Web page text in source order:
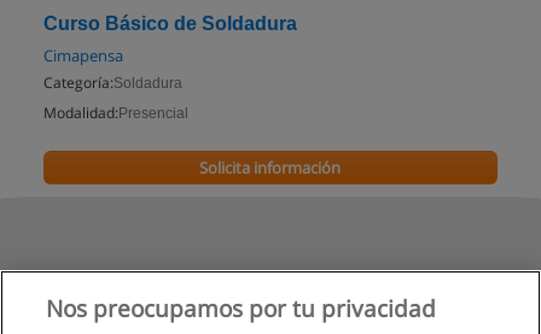
Curso Básico de Soldadura
Cimapensa
Categoría:Soldadura
Modalidad: Presencial
Solicita información
Nos preocupamos por tu privacidad